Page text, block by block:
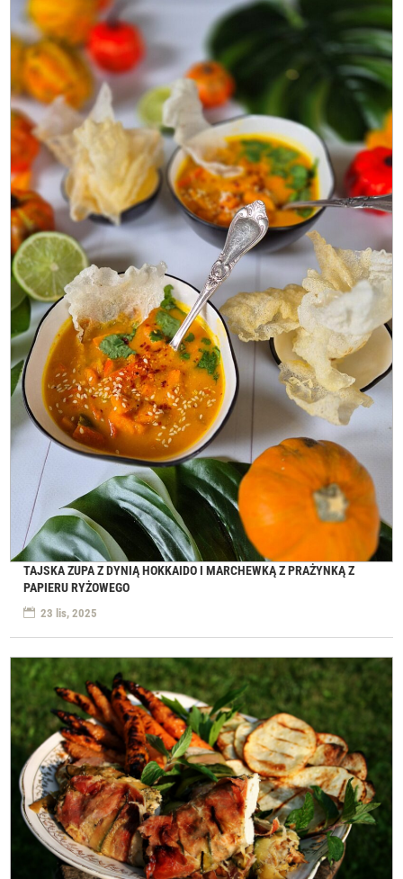
TAJSKA ZUPA Z DYNIĄ HOKKAIDO I MARCHEWKĄ Z PRAŻYNKĄ Z
PAPIERU RYŻOWEGO
23 lis, 2025